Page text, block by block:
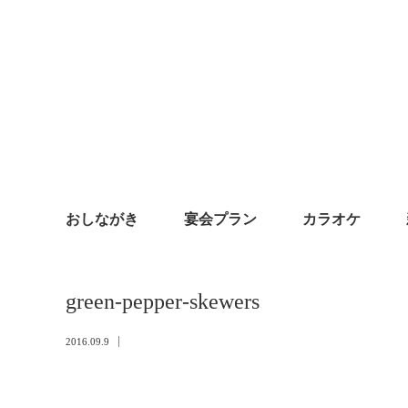
おしながき 宴会プラン カラオケ
green-pepper-skewers
2016.09.9